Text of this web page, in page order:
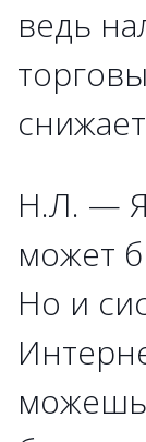
ведь
Н.Л. — Я
может
Но и
можешь